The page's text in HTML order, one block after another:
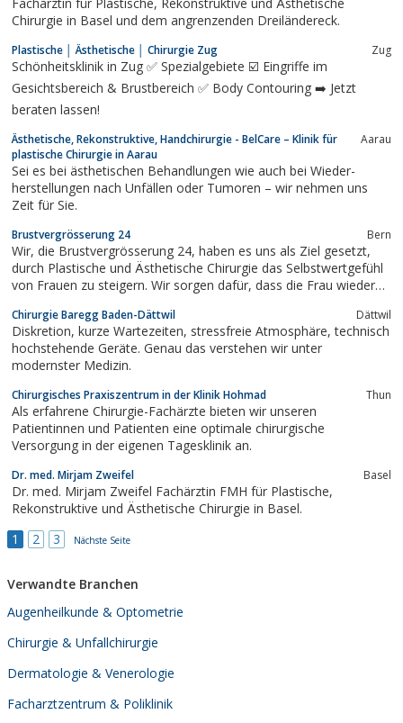
Chirurgie in Basel und dem angrenzenden Dreiländereck.
Plastische │ Ästhetische │ Chirurgie Zug Zug
Schönheitsklinik in Zug ✅ Spezialgebiete ☑️ Eingriffe im
Gesichtsbereich & Brustbereich ✅ Body Contouring ➡️ Jetzt
beraten lassen!
Ästhetische, Rekonstruktive, Handchirurgie - BelCare – Klinik für
plastische Chirurgie in Aarau
Aarau
Sei es bei ästheti­schen Behand­­lungen wie auch bei Wieder­­
herstellungen nach Unfällen oder Tumoren – wir nehmen uns
Zeit für Sie.
Brustvergrösserung 24 Bern
Wir, die Brustvergrösserung 24, haben es uns als Ziel gesetzt,
durch Plastische und Ästhetische Chirurgie das Selbstwertgefühl
von Frauen zu steigern. Wir sorgen dafür, dass die Frau wieder
attraktiver wirkt. So sollen Frauen Operationen nur durchführen,
wenn sie...
Chirurgie Baregg Baden-Dättwil Dättwil
Diskretion, kurze Wartezeiten, stressfreie Atmosphäre, technisch
hochstehende Geräte. Genau das verstehen wir unter
modernster Medizin.
Chirurgisches Praxiszentrum in der Klinik Hohmad Thun
Als erfahrene Chirurgie-Fachärzte bieten wir unseren
Patientinnen und Patienten eine optimale chirurgische
Versorgung in der eigenen Tagesklinik an.
Dr. med. Mirjam Zweifel Basel
Dr. med. Mirjam Zweifel Fachärztin FMH für Plastische,
Rekonstruktive und Ästhetische Chirurgie in Basel.
1
2 3 Nächste Seite
Verwandte Branchen
Augenheilkunde & Optometrie
Chirurgie & Unfallchirurgie
Dermatologie & Venerologie
Facharztzentrum & Poliklinik